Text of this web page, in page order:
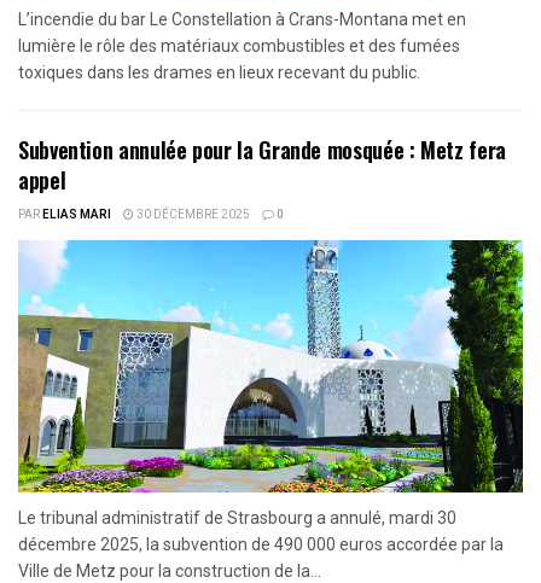
L’incendie du bar Le Constellation à Crans-Montana met en
lumière le rôle des matériaux combustibles et des fumées
toxiques dans les drames en lieux recevant du public.
Subvention annulée pour la Grande mosquée : Metz fera
appel
PARELIAS MARI 30 DÉCEMBRE 2025 0
Le tribunal administratif de Strasbourg a annulé, mardi 30
décembre 2025, la subvention de 490 000 euros accordée par la
Ville de Metz pour la construction de la...